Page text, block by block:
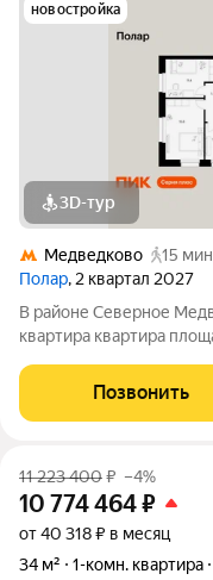
новостройка
3D-тур
Медведково
15
Полар, 2 квартал 2027
В районе Северное
квартира квартира
расположение 17
«Медведково». 8 минут
Позвонить
11 223 400₽ –4%
10 774 464₽
от 40 318 ₽ в месяц
34 м²
1-комн. квартира